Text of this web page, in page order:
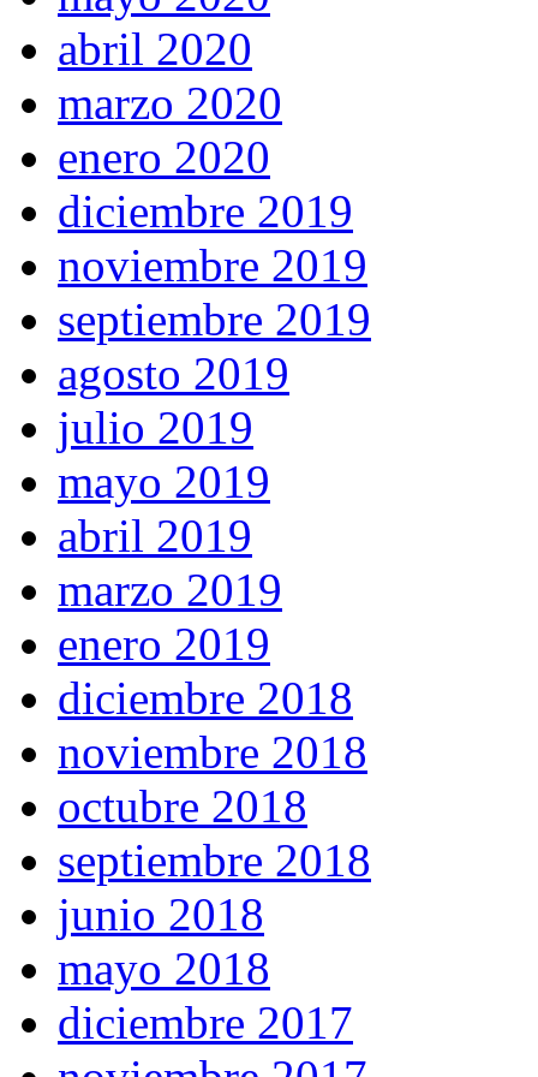
abril 2020
marzo 2020
enero 2020
diciembre 2019
noviembre 2019
septiembre 2019
agosto 2019
julio 2019
mayo 2019
abril 2019
marzo 2019
enero 2019
diciembre 2018
noviembre 2018
octubre 2018
septiembre 2018
junio 2018
mayo 2018
diciembre 2017